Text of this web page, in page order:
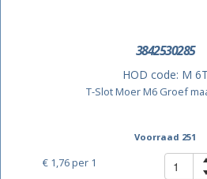
3842530285
HOD code: M 6T
T-Slot Moer M6 Groef
Voorraad 251
€ 1,76per 1